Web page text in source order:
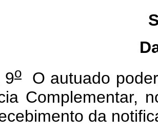
o O autuado
Complementar,
da